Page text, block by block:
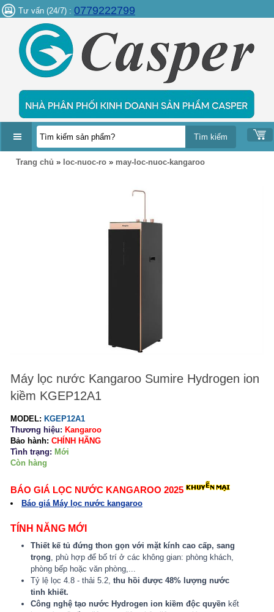
Tư vấn (24/7) : 0779222799
DANH
Trang chủ » loc-nuoc-ro » may-loc-nuoc-kangaroo
Máy lọc nước Kangaroo Sumire Hydrogen ion
kiềm KGEP12A1
MODEL: KGEP12A1
Thương hiệu: Kangaroo
Bảo hành: CHÍNH HÃNG
Tình trạng: Mới
Còn hàng
BÁO GIÁ LỌC NƯỚC KANGAROO 2025
Báo giá Máy lọc nước kangaroo
TÍNH NĂNG MỚI
Thiết kế tủ đứng thon gọn với mặt kính cao cấp, sang
trọng , phù hợp để bố trí ở các không gian: phòng khách,
phòng bếp hoặc văn phòng,...
Tỷ lệ lọc 4.8 - thải 5.2, thu hồi được 48% lượng nước
tinh khiết.
Công nghệ tạo nước Hydrogen ion kiềm độc quyền kết